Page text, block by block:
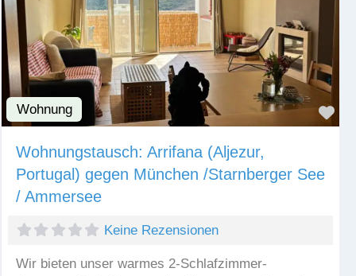
Wohnung
Wohnungstausch: Arrifana (Aljezur,
Portugal) gegen München /Starnberger See
/ Ammersee
Keine Rezensionen
Wir bieten unser warmes 2-Schlafzimmer-